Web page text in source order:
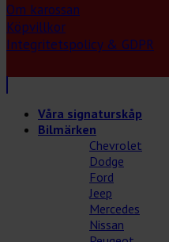
Om karossan
Köpvillkor
Integritetspolicy & GDPR
Våra signaturskåp
Bilmärken
Chevrolet
Dodge
Ford
Jeep
Mercedes
Nissan